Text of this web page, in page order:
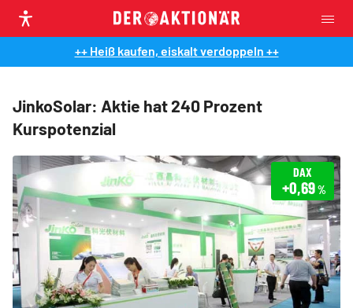
++ Heiß kaufen, eiskalt verdoppeln ++
JinkoSolar: Aktie hat 240 Prozent
Kurspotenzial
DAX
+0,69%